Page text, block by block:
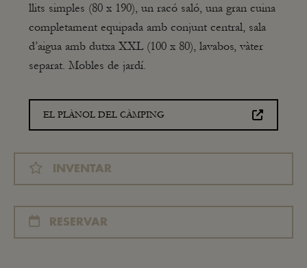
llits simples (80 x 190), un racó saló, una gran cuina
completament equipada amb conjunt central, sala
d’aigua amb dutxa XXL (100 x 80), lavabos, vàter
separat. Mobles de jardí.
EL PLÀNOL DEL CÀMPING
INVENTAR
RESERVAR